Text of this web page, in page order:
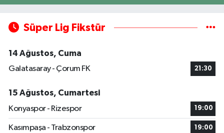
Süper Lig Fikstür
14 Ağustos, Cuma
Galatasaray - Çorum FK
21:30
15 Ağustos, Cumartesi
Konyaspor - Rizespor
19:00
Kasımpaşa - Trabzonspor 19:00